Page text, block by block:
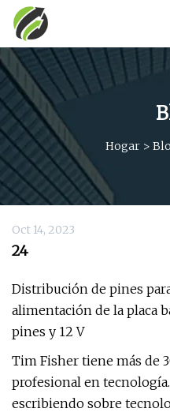
Hogar>
Oct 14, 2023
24
Distribución de pines
alimentación de la placa
pines y 12 V
Tim Fisher tiene más de
profesional en
escribiendo sobre